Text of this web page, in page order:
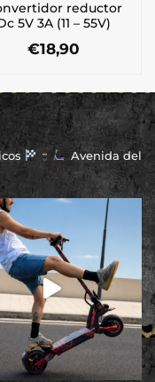
reductor
5V 3A (11 – 55V)
€18,90
Avenida del